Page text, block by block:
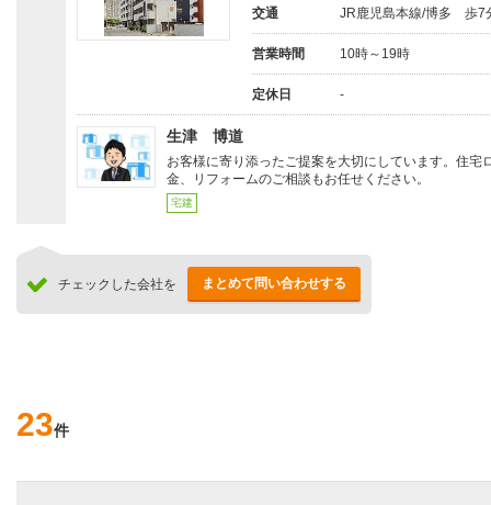
交通 JR鹿児島本線/博多 歩7
営業時間 10時～19時
定休日 -
生津 博道
お客様に寄り添ったご提案を大切にしています。住宅
金、リフォームのご相談もお任せください。
宅建
チェックした会社を まとめて問い合わせする
23件